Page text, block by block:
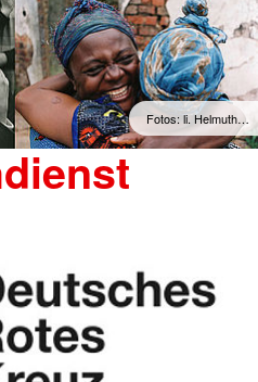
Fotos: li. Helmuth…